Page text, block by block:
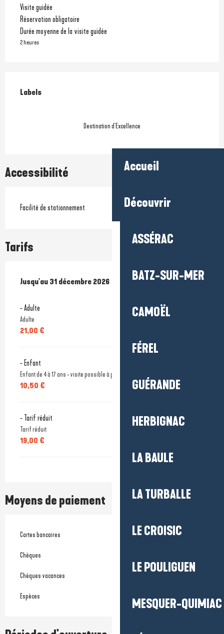
Accueil
Découvrir
ASSÉRAC
BATZ-SUR-MER
CAMOËL
FÉREL
GUÉRANDE
HERBIGNAC
LA BAULE
LA TURBALLE
LE CROISIC
LE POULIGUEN
MESQUER-QUIMIAC
Visite guidée
Réservation obligatoire
Durée moyenne de la visite guidée
2 heures
Offres de prestations
Labels
Labels
Destination d'Excellence
Accessibilité
Facilité de stationnement
Tarifs
Du7 février 2026au31 décembre 2026
Jusqu'au 31 décembre 2026
- Adulte
Adulte
21,00 €
- Enfant
Enfant de 4 à 17 ans - visite possible à partir de 7 ans uniquement
10,50 €
- Tarif réduit
Tarif réduit
19,00 €
Moyens de paiement
Cartes bancaires
Chèques
Chèques vacances
Espèces